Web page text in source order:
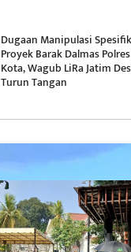
Dugaan Manipulasi
Proyek Barak Dalmas
Kota, Wagub LiRa Jatim
Turun Tangan